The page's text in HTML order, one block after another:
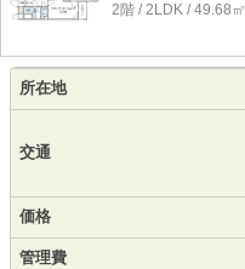
2階 / 2LDK / 49.68㎡
所在地
交通
価格
管理費